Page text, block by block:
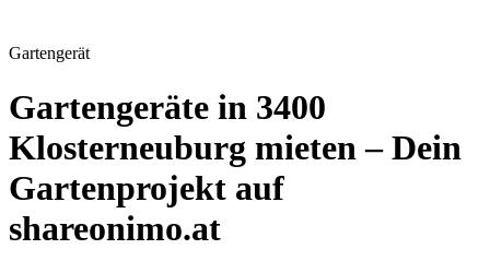
Gartengerät
Gartengeräte in 3400
Klosterneuburg mieten – Dein
Gartenprojekt auf
shareonimo.at